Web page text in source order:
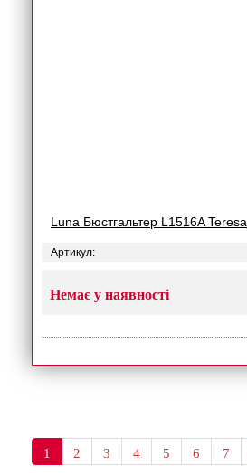
Luna Бюстгальтер L1516A Teresa
Артикул:
Немає у наявності
1 2 3 4 5 6 7